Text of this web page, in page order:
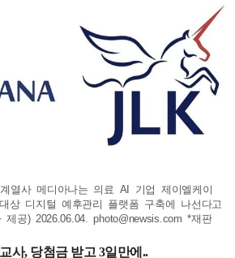
열사 메디아나는 의료 AI 기업 제이엘케이
상 디지털 예후관리 플랫폼 구축에 나선다고
제공) 2026.06.04.photo@newsis.com *재판